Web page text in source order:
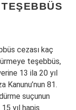
cezası kaç
teşebbüs,
13 ila 20 yıl
Kanunu’nun 81.
suçunun
yıl hapis